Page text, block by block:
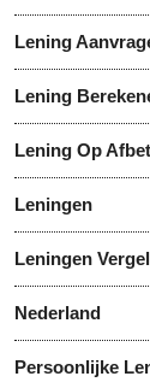
Lening
Lening
Lening Op
Leningen
Leningen
Nederland
Persoonlijke